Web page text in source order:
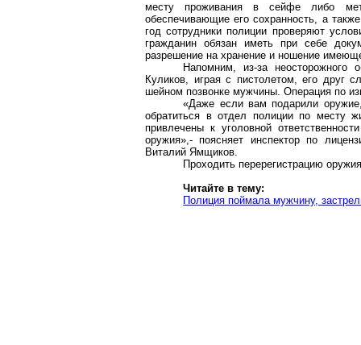
месту проживания в сейфе либо
обеспечивающие его сохранность, а
год сотрудники полиции проверяют
гражданин обязан иметь при себе
разрешение на хранение и ношение
Напомним, из-за
Куликов, играя с пистолетом, его друг
шейном позвонке мужчины. Операция по
«Даже если вам подарили
обратиться в отдел полиции по месту
привлечены к уголовной
оружия»,- поясняет инспектор по
Виталий Ямщиков.
Проходить перерегистрацию
Читайте в тему:
Полиция поймала мужчину,